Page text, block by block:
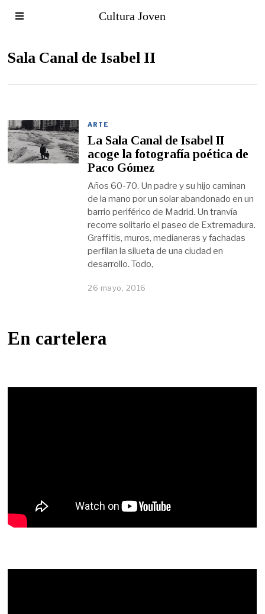
Cultura Joven
Sala Canal de Isabel II
ARTE
La Sala Canal de Isabel II
acoge la fotografía poética de
Paco Gómez
Años 60-70. Un padre y su hijo caminan
de la mano por un solar abandonado en un
barrio periférico de Madrid. Un tranvía
recorre solitario el paseo de Extremadura.
Graffitis, muros, medianeras y fachadas
perfilan la silueta de una ciudad en
desarrollo. Todo,
26 mayo, 2016
En cartelera